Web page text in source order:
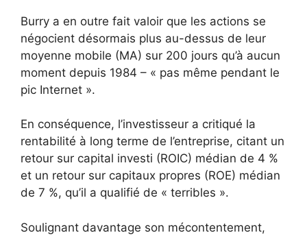
Burry a en outre fait valoir que les actions se
négocient désormais plus au-dessus de leur
moyenne mobile (MA) sur 200 jours qu’à aucun
moment depuis 1984 – « pas même pendant le
pic Internet ».
En conséquence, l’investisseur a critiqué la
rentabilité à long terme de l’entreprise, citant un
retour sur capital investi (ROIC) médian de 4 %
et un retour sur capitaux propres (ROE) médian
de 7 %, qu’il a qualifié de « terribles ».
Soulignant davantage son mécontentement,